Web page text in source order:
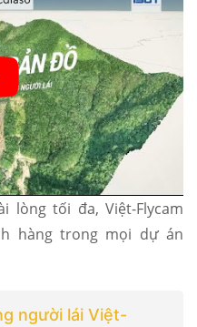
lòng tối đa, Việt-Flycam
hàng trong mọi dự án
người lái Việt-